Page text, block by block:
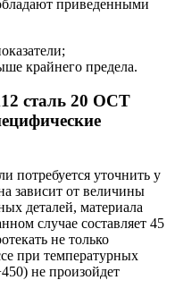
приведенными
крайнего предела.
сталь 20 ОСТ
потребуется уточнить у
зависит от величины
деталей, материала
случае составляет 45
не только
при температурных
не произойдет